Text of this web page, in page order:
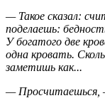
— Такое сказал:
поделаешь:
У богатого две
одна кровать.
заметишь как...
— Просчитаешься,